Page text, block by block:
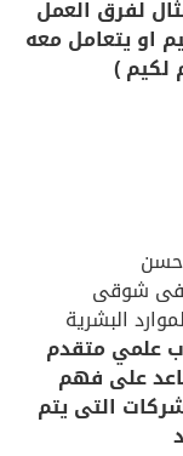
لفرق العمل
او يتعامل معه
لكيم )
شوقى
البشرية
علمي متقدم
على فهم
التى يتم